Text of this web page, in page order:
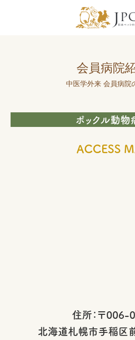
会員病院
中医学外来 会員病院
ポックル動物
ACCESS
住所：〒006-
北海道札幌市手稲